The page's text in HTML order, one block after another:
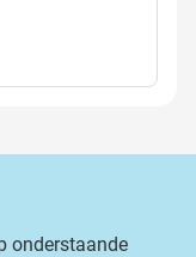
onderstaande